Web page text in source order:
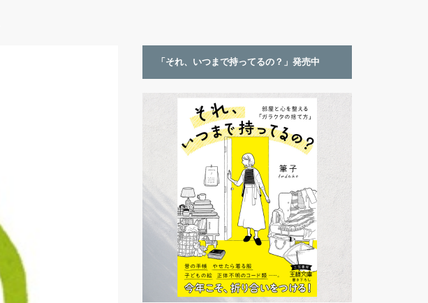
「それ、いつまで持ってるの？」発売中